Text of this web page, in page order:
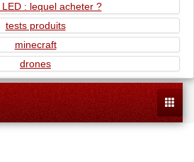
LED : lequel acheter ?
tests produits
minecraft
drones